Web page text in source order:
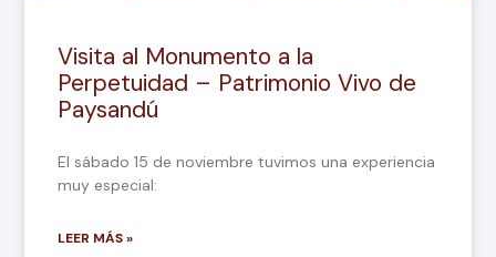
Visita al Monumento a la
Perpetuidad – Patrimonio Vivo de
Paysandú
El sábado 15 de noviembre tuvimos una experiencia
muy especial:
LEER MÁS »